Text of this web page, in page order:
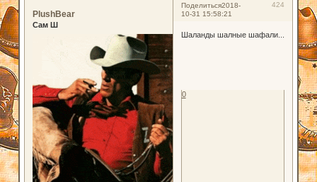
Поделиться 424
2018-
10-31 15:58:21
PlushBear
Сам Ш
Шаланды шалные шафали...
0